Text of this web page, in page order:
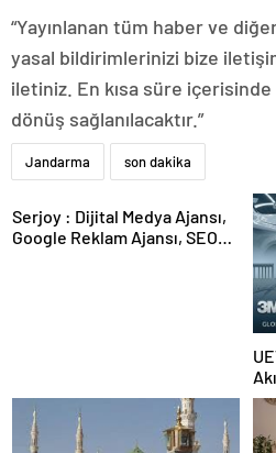
“Yayınlanan tüm haber ve
yasal bildirimlerinizi bize
iletiniz. En kısa süre
dönüş sağlanılacaktır.”
Jandarma son dakika
Serjoy : Dijital Medya Ajansı,
Google Reklam Ajansı, SEO